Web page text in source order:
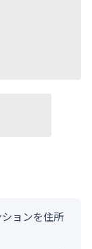
ョンを住所